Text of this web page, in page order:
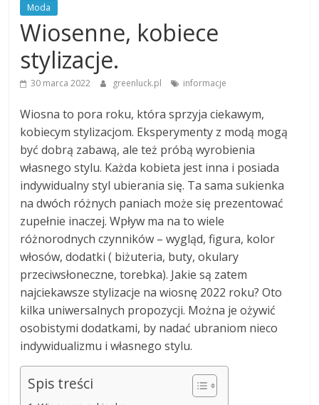
Moda
Wiosenne, kobiece
stylizacje.
30 marca 2022 greenluck.pl informacje
Wiosna to pora roku, która sprzyja ciekawym,
kobiecym stylizacjom. Eksperymenty z modą mogą
być dobrą zabawą, ale też próbą wyrobienia
własnego stylu. Każda kobieta jest inna i posiada
indywidualny styl ubierania się. Ta sama sukienka
na dwóch różnych paniach może się prezentować
zupełnie inaczej. Wpływ ma na to wiele
różnorodnych czynników – wygląd, figura, kolor
włosów, dodatki ( biżuteria, buty, okulary
przeciwsłoneczne, torebka). Jakie są zatem
najciekawsze stylizacje na wiosnę 2022 roku? Oto
kilka uniwersalnych propozycji. Można je ożywić
osobistymi dodatkami, by nadać ubraniom nieco
indywidualizmu i własnego stylu.
Spis treści